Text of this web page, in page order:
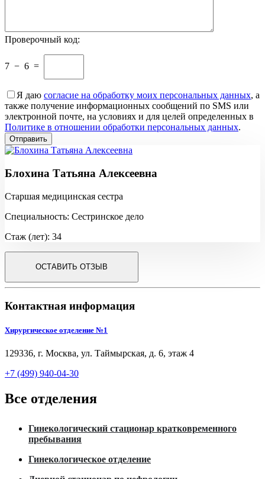
Проверочный код:
7 − 6 =
Я даю согласие на обработку моих персональных данных, а
также получение информационных сообщений по SMS или
электронной почте, на условиях и для целей определенных в
Политике в отношении обработки персональных данных.
Блохина Татьяна Алексеевна
Старшая медицинская сестра
Специальность: Сестринское дело
Стаж (лет): 34
ОСТАВИТЬ ОТЗЫВ
Контактная информация
Хирургическое отделение №1
129336, г. Москва, ул. Таймырская, д. 6, этаж 4
+7 (499) 940-04-30
Все отделения
Гинекологический стационар кратковременного
пребывания
Гинекологическое отделение